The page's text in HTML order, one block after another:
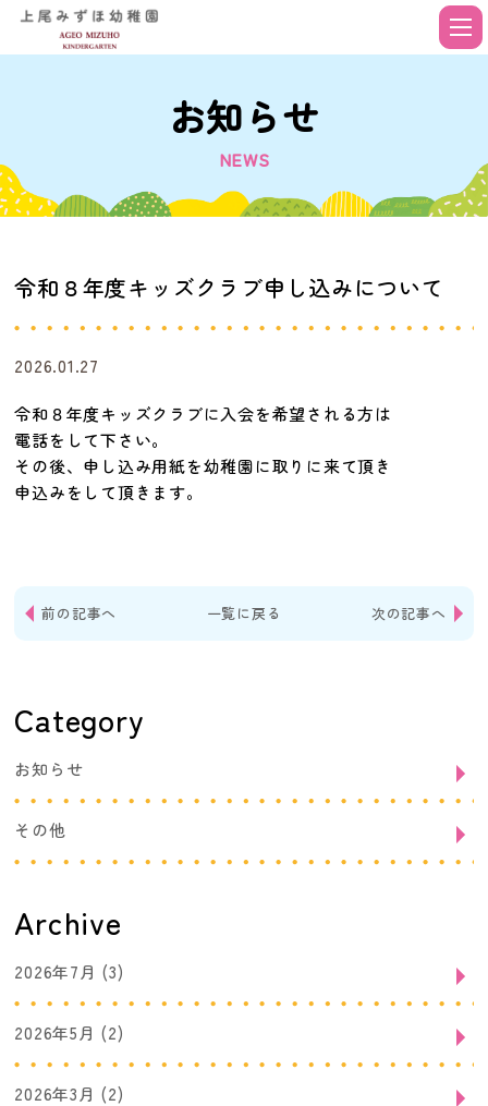
お知らせ
NEWS
令和８年度キッズクラブ申し込みについて
2026.01.27
令和８年度キッズクラブに入会を希望される方は
電話をして下さい。
その後、申し込み用紙を幼稚園に取りに来て頂き
申込みをして頂きます。
前の記事へ 一覧に戻る 次の記事へ
Category
お知らせ
その他
Archive
2026年7月 (3)
2026年5月 (2)
2026年3月 (2)